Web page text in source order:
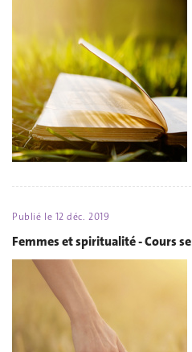
Publié le 12 déc. 2019
Femmes et spiritualité - Cours